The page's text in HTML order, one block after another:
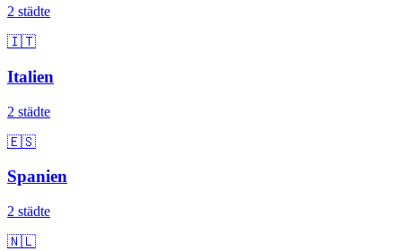
2 städte
🇮🇹
Italien
2 städte
🇪🇸
Spanien
2 städte
🇳🇱